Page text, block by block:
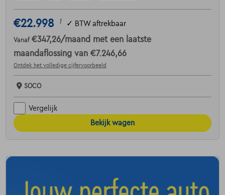
€22.998 1 ✓ BTW aftrekbaar
Vanaf €347,26/maand met een laatste
maandaflossing van €7.246,66
Ontdek het volledige cijfervoorbeeld
SOCO
Vergelijk
Bekijk wagen